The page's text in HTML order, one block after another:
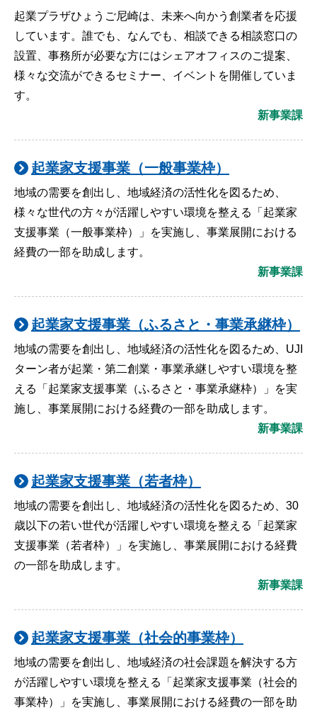
起業プラザひょうご尼崎は、未来へ向かう創業者を応援
しています。誰でも、なんでも、相談できる相談窓口の
設置、事務所が必要な方にはシェアオフィスのご提案、
様々な交流ができるセミナー、イベントを開催していま
す。
新事業課
起業家支援事業（一般事業枠）
地域の需要を創出し、地域経済の活性化を図るため、
様々な世代の方々が活躍しやすい環境を整える「起業家
支援事業（一般事業枠）」を実施し、事業展開における
経費の一部を助成します。
新事業課
起業家支援事業（ふるさと・事業承継枠）
地域の需要を創出し、地域経済の活性化を図るため、UJI
ターン者が起業・第二創業・事業承継しやすい環境を整
える「起業家支援事業（ふるさと・事業承継枠）」を実
施し、事業展開における経費の一部を助成します。
新事業課
起業家支援事業（若者枠）
地域の需要を創出し、地域経済の活性化を図るため、30
歳以下の若い世代が活躍しやすい環境を整える「起業家
支援事業（若者枠）」を実施し、事業展開における経費
の一部を助成します。
新事業課
起業家支援事業（社会的事業枠）
地域の需要を創出し、地域経済の社会課題を解決する方
が活躍しやすい環境を整える「起業家支援事業（社会的
事業枠）」を実施し、事業展開における経費の一部を助